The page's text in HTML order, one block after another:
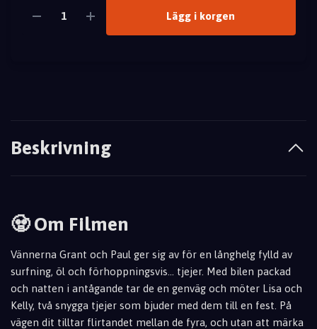
Lägg i korgen
Beskrivning
🧟 Om Filmen
Vännerna Grant och Paul ger sig av för en långhelg fylld av
surfning, öl och förhoppningsvis... tjejer. Med bilen packad
och natten i antågande tar de en genväg och möter Lisa och
Kelly, två snygga tjejer som bjuder med dem till en fest. På
vägen dit tilltar flirtandet mellan de fyra, och utan att märka